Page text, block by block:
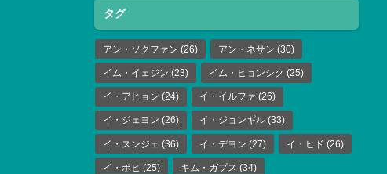
タグ
アン・ソクファン (26) アン・ネサン (30)
イム・イェジン (23) イム・ヒョンシク (25)
イ・アヒョン (24) イ・イルファ (26)
イ・ジェヨン (26) イ・ジョンギル (33)
イ・スンジェ (36) イ・デヨン (27) イ・ヒド (26)
イ・ボヒ (25) キム・ガプス (34)